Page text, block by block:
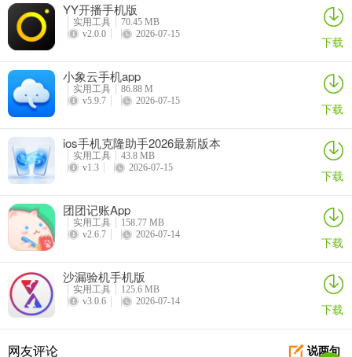
7、以上是本站为大家带来的App Lock App给软件上锁步骤。
常见问题
应用上锁需要给予正确的权限，请检查以下权限是否正确授予：
1）查看应用列表权限
2）通知权限
3）查看手机应用使用情况权限
4）悬浮窗权限
YY开播手机版
实用工具
70.45 MB
v2.0.0
2026-07-15 下载
小象云手机app
实用工具
86.88 M
v5.9.7
2026-07-15 下载
ios手机克隆助手2026最新版本
实用工具
43.8 MB
v1.3
2026-07-15 下载
团团记账App
实用工具
158.77 MB
v2.6.7
2026-07-14 下载
沙漏验机手机版
实用工具
125.6 MB
v3.0.6
2026-07-14 下载
说两句
网友评论